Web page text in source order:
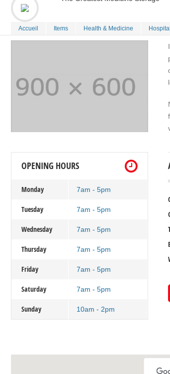
Accueil Items Health & Medicine Hospital
OPENING HOURS
Monday 7am - 5pm
Tuesday 7am - 5pm
Wednesday 7am - 5pm
Thursday 7am - 5pm
Friday 7am - 5pm
Saturday 7am - 5pm
Sunday 10am - 2pm